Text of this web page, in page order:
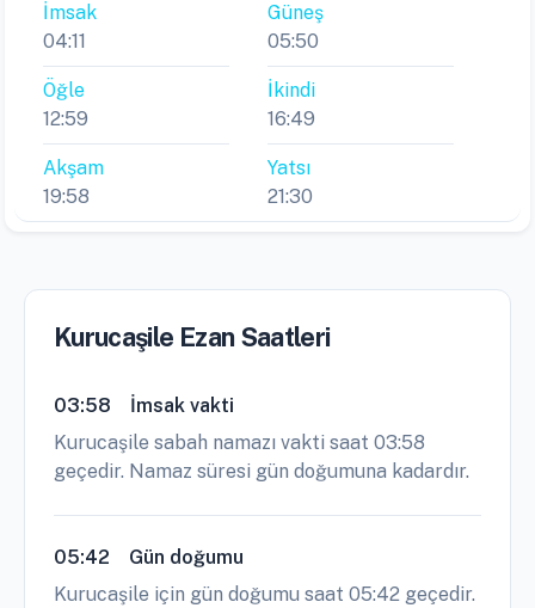
İmsak
04:11
Güneş
05:50
Öğle
12:59
İkindi
16:49
Akşam
19:58
Yatsı
21:30
Kurucaşile Ezan Saatleri
03:58
İmsak vakti
Kurucaşile sabah namazı vakti saat 03:58
geçedir. Namaz süresi gün doğumuna kadardır.
05:42
Gün doğumu
Kurucaşile için gün doğumu saat 05:42 geçedir.